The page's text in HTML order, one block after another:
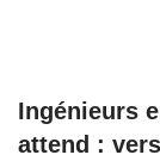
Ingénieurs
attend :